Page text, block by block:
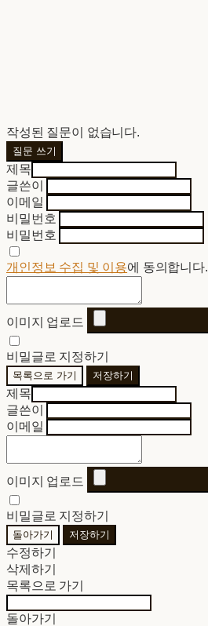
작성된 질문이 없습니다.
질문 쓰기
제목
글쓴이
이메일
비밀번호
비밀번호
개인정보 수집 및 이용에 동의합니다.
이미지 업로드
비밀글로 지정하기
목록으로 가기 저장하기
제목
글쓴이
이메일
이미지 업로드
비밀글로 지정하기
돌아가기 저장하기
수정하기
삭제하기
목록으로 가기
돌아가기